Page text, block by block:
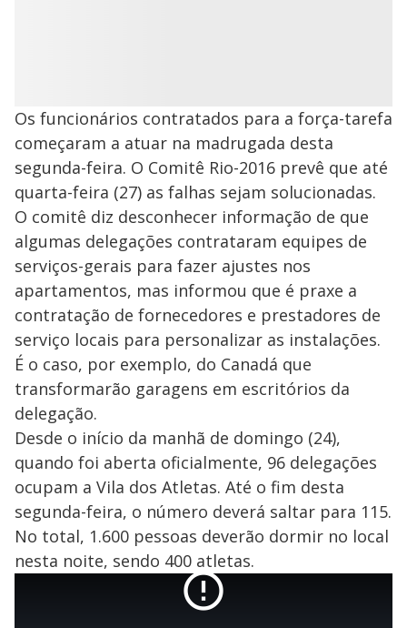
Os funcionários contratados para a força-tarefa
começaram a atuar na madrugada desta
segunda-feira. O Comitê Rio-2016 prevê que até
quarta-feira (27) as falhas sejam solucionadas.
O comitê diz desconhecer informação de que
algumas delegações contrataram equipes de
serviços-gerais para fazer ajustes nos
apartamentos, mas informou que é praxe a
contratação de fornecedores e prestadores de
serviço locais para personalizar as instalações.
É o caso, por exemplo, do Canadá que
transformarão garagens em escritórios da
delegação.
Desde o início da manhã de domingo (24),
quando foi aberta oficialmente, 96 delegações
ocupam a Vila dos Atletas. Até o fim desta
segunda-feira, o número deverá saltar para 115.
No total, 1.600 pessoas deverão dormir no local
nesta noite, sendo 400 atletas.